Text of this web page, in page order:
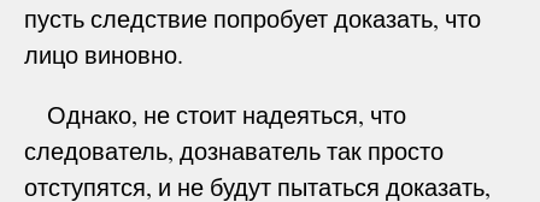
пусть следствие попробует доказать, что
лицо виновно.
Однако, не стоит надеяться, что
следователь, дознаватель так просто
отступятся, и не будут пытаться доказать,